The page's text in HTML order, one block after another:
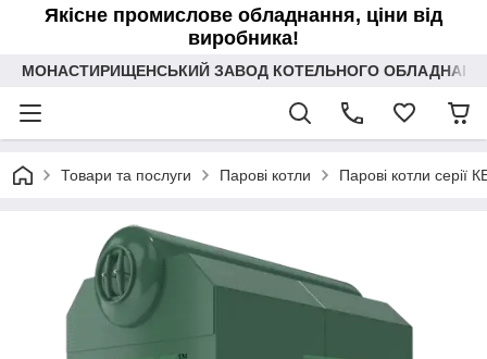
Якісне промислове обладнання, ціни від
виробника!
МОНАСТИРИЩЕНСЬКИЙ ЗАВОД КОТЕЛЬНОГО
Товари та послуги Парові котли Парові котли серії